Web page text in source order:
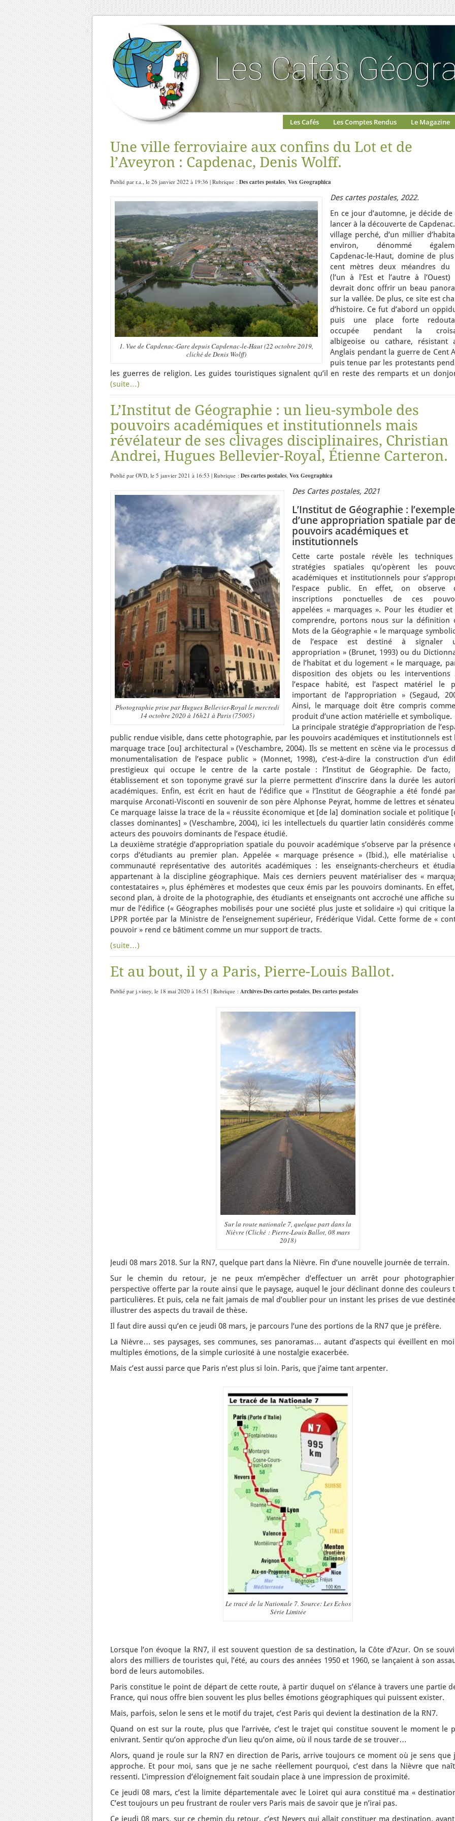
Les Cafés Les Comptes Rendus Le Magazine
Une ville ferroviaire aux confins du Lot et de
l’Aveyron : Capdenac, Denis Wolff.
Publié par r.a., le 26 janvier 2022 à 19:36 | Rubrique : Des cartes postales, Vox Geographica
1. Vue de Capdenac-Gare depuis Capdenac-le-Haut (22 octobre 2019,
cliché de Denis Wolff)
Des cartes postales, 2022.
En ce jour d’automne, je décide de
lancer à la découverte de
village perché, d’un millier
environ, dénommé
Capdenac-le-Haut, domine de
cent mètres deux méandres du
(l’un à l’Est et l’autre à
devrait donc offrir un beau
sur la vallée. De plus, ce site est
d’histoire. Ce fut d’abord un
puis une place forte
occupée pendant la
albigeoise ou cathare, résistant
Anglais pendant la guerre de Cent
puis tenue par les protestants
les guerres de religion. Les guides touristiques signalent qu’il en reste des remparts et un
(suite…)
L’Institut de Géographie : un lieu-symbole des
pouvoirs académiques et institutionnels mais
révélateur de ses clivages disciplinaires, Christian
Andrei, Hugues Bellevier-Royal, Étienne Carteron.
Publié par OVD, le 5 janvier 2021 à 16:53 | Rubrique : Des cartes postales, Vox Geographica
Photographie prise par Hugues Bellevier-Royal le mercredi
14 octobre 2020 à 16h21 à Paris (75005)
Des Cartes postales, 2021
L’Institut de Géographie : l’exemple
d’une appropriation spatiale par
pouvoirs académiques et
institutionnels
Cette carte postale révèle les
stratégies spatiales qu’opèrent les
académiques et institutionnels pour
l’espace public. En effet, on observe
inscriptions ponctuelles de ces
appelées « marquages ». Pour les étudier et
comprendre, portons nous sur la définition
Mots de la Géographie « le marquage
de l’espace est destiné à signaler
appropriation » (Brunet, 1993) ou du
de l’habitat et du logement « le marquage,
disposition des objets ou les interventions
l’espace habité, est l’aspect matériel le
important de l’appropriation » (Segaud,
Ainsi, le marquage doit être compris
produit d’une action matérielle et symbolique.
La principale stratégie d’appropriation de
public rendue visible, dans cette photographie, par les pouvoirs académiques et institutionnels est
marquage trace [ou] architectural » (Veschambre, 2004). Ils se mettent en scène via le processus
monumentalisation de l’espace public » (Monnet, 1998), c’est-à-dire la construction d’un
prestigieux qui occupe le centre de la carte postale : l’Institut de Géographie. De facto,
établissement et son toponyme gravé sur la pierre permettent d’inscrire dans la durée les
académiques. Enfin, est écrit en haut de l’édifice que « l’Institut de Géographie a été fondé
marquise Arconati-Visconti en souvenir de son père Alphonse Peyrat, homme de lettres et
Ce marquage laisse la trace de la « réussite économique et [de la] domination sociale et politique
classes dominantes] » (Veschambre, 2004), ici les intellectuels du quartier latin considérés
acteurs des pouvoirs dominants de l’espace étudié.
La deuxième stratégie d’appropriation spatiale du pouvoir académique s’observe par la présence
corps d’étudiants au premier plan. Appelée « marquage présence » (Ibid.), elle matérialise
communauté représentative des autorités académiques : les enseignants-chercheurs et
appartenant à la discipline géographique. Mais ces derniers peuvent matérialiser des «
contestataires », plus éphémères et modestes que ceux émis par les pouvoirs dominants. En
second plan, à droite de la photographie, des étudiants et enseignants ont accroché une affiche
mur de l’édifice (« Géographes mobilisés pour une société plus juste et solidaire ») qui critique
LPPR portée par la Ministre de l’enseignement supérieur, Frédérique Vidal. Cette forme de «
pouvoir » rend ce bâtiment comme un mur support de tracts.
(suite…)
Et au bout, il y a Paris, Pierre-Louis Ballot.
Publié par j.viney, le 18 mai 2020 à 16:51 | Rubrique : Archives-Des cartes postales, Des cartes postales
Sur la route nationale 7, quelque part dans la
Nièvre (Cliché : Pierre-Louis Ballot, 08 mars
2018)
Jeudi 08 mars 2018. Sur la RN7, quelque part dans la Nièvre. Fin d’une nouvelle journée de terrain.
Sur le chemin du retour, je ne peux m’empêcher d’effectuer un arrêt pour
perspective offerte par la route ainsi que le paysage, auquel le jour déclinant donne des couleurs
particulières. Et puis, cela ne fait jamais de mal d’oublier pour un instant les prises de vue
illustrer des aspects du travail de thèse.
Il faut dire aussi qu’en ce jeudi 08 mars, je parcours l’une des portions de la RN7 que je préfère.
La Nièvre… ses paysages, ses communes, ses panoramas… autant d’aspects qui éveillent en
multiples émotions, de la simple curiosité à une nostalgie exacerbée.
Mais c’est aussi parce que Paris n’est plus si loin. Paris, que j’aime tant arpenter.
Le tracé de la Nationale 7. Source: Les Echos
Série Limitée
Lorsque l’on évoque la RN7, il est souvent question de sa destination, la Côte d’Azur. On se
alors des milliers de touristes qui, l’été, au cours des années 1950 et 1960, se lançaient à son
bord de leurs automobiles.
Paris constitue le point de départ de cette route, à partir duquel on s’élance à travers une partie
France, qui nous offre bien souvent les plus belles émotions géographiques qui puissent exister.
Mais, parfois, selon le sens et le motif du trajet, c’est Paris qui devient la destination de la RN7.
Quand on est sur la route, plus que l’arrivée, c’est le trajet qui constitue souvent le moment le
enivrant. Sentir qu’on approche d’un lieu qu’on aime, où il nous tarde de se trouver…
Alors, quand je roule sur la RN7 en direction de Paris, arrive toujours ce moment où je sens que
approche. Et pour moi, sans que je ne sache réellement pourquoi, c’est dans la Nièvre que
ressenti. L’impression d’éloignement fait soudain place à une impression de proximité.
Ce jeudi 08 mars, c’est la limite départementale avec le Loiret qui aura constitué ma «
C’est toujours un peu frustrant de rouler vers Paris mais de savoir que je n’irai pas.
Ce jeudi 08 mars, sur ce chemin du retour, c’est Nevers qui allait constituer ma destination,